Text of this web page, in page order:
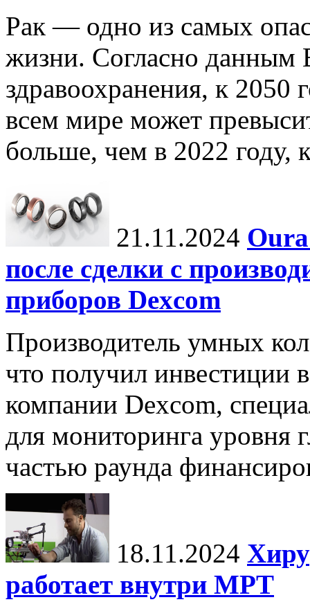
Рак — одно из самых
жизни. Согласно данным
здравоохранения, к 2050
всем мире может
больше, чем в 2022 году,
21.11.2024
после сделки с
приборов Dexcom
Производитель умных
что получил инвестиции
компании Dexcom,
для мониторинга уровня
частью раунда
18.11.2024
работает внутри МРТ